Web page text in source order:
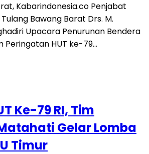
Kabarindonesia.co Penjabat
Bawang Barat Drs. M.
Upacara Penurunan Bendera
Peringatan HUT ke-79…
Ke-79 RI, Tim
Gelar Lomba
Timur